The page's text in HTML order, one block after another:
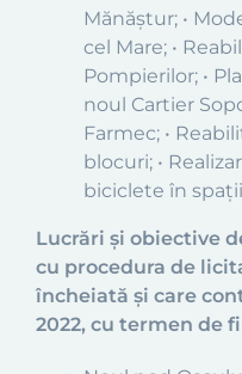
Mănăștur; •
cel Mare; •
Pompierilor; •
noul Cartier
Farmec; •
blocuri; •
biciclete în
Lucrări și obiective
cu procedura de
încheiată și care
2022, cu termen de